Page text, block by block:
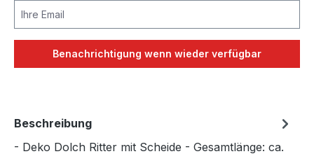
Benachrichtigung wenn wieder verfügbar
Beschreibung
- Deko Dolch Ritter mit Scheide - Gesamtlänge: ca.